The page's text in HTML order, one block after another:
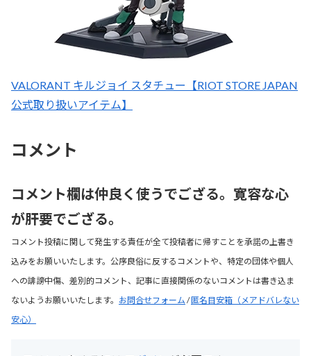
VALORANT キルジョイ スタチュー【RIOT STORE JAPAN
公式取り扱いアイテム】
コメント
コメント欄は仲良く使うでござる。寛容な心
が肝要でござる。
コメント投稿に関して発生する責任が全て投稿者に帰すことを承諾の上書き
込みをお願いいたします。公序良俗に反するコメントや、特定の団体や個人
への誹謗中傷、差別的コメント、記事に直接関係のないコメントは書き込ま
ないようお願いいたします。 お問合せフォーム /匿名目安箱（メアドバレない
安心）